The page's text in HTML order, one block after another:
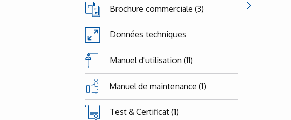
Brochure commerciale (3)
Données techniques
Manuel d'utilisation (11)
Manuel de maintenance (1)
Test & Certificat (1)